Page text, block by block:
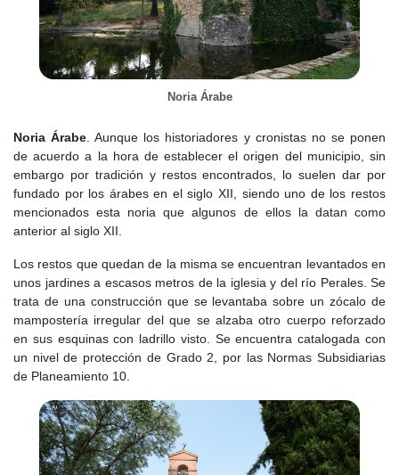
En elsiglo XIV, Aldea del Fresno y sus alrededores estaban
plenamente integrados en la administración delSexmo de
Casarrubios, una vasta extensión de tierras gestionadas por
Segovia. La ganadería se consolidó como la principal fuente de
riqueza, y los caminos eran recorridos por trashumantes que se
Sin embargo, estos no eran tiempos de paz. Castilla se veía
sumida en disputas nobiliarias y enfrentamientos con el reino de
Aragón. Las tensiones también se dejaban sentir en esta
pequeña aldea, donde los impuestos y los tributos debían
enviarse a Segovia, generando el descontento de los vecinos.
el ganado y de salteadores de caminos que asaltaban a los
mercaderes. Aunque Aldea del Fresno no poseía murallas, sus
habitantes habían aprendido a convivir con la incertidumbre,
protegiendo con celo sus tierras y su ganado.
El siglo XV, fue testigo de grandes cambios. La aldea de
Villanueva de Tozara
una pila bautismal y algunas posesiones, pero el pueblo estaba
en declive. Finalmente, hacia 1500, sus últimos moradores lo
abandonaron, dejando tras de sí solo ruinas y recuerdos.
Mientras tanto,Aldea del Fresno
continuaba creciendo. Las
Noria Árabe
Noria Árabe . Aunque los historiadores y cronistas no se ponen
de acuerdo a la hora de establecer el origen del municipio, sin
embargo por tradición y restos encontrados, lo suelen dar por
fundado por los árabes en el siglo XII, siendo uno de los restos
mencionados esta noria que algunos de ellos la datan como
anterior al siglo XII.
Los restos que quedan de la misma se encuentran levantados en
unos jardines a escasos metros de la iglesia y del río Perales. Se
trata de una construcción que se levantaba sobre un zócalo de
mampostería irregular del que se alzaba otro cuerpo reforzado
en sus esquinas con ladrillo visto. Se encuentra catalogada con
un nivel de protección de Grado 2, por las Normas Subsidiarias
de Planeamiento 10.